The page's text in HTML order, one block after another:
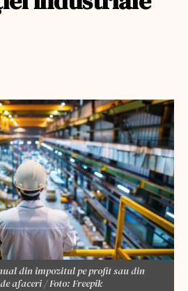
din impozitul pe profit sau din
afaceri / Foto: Freepik